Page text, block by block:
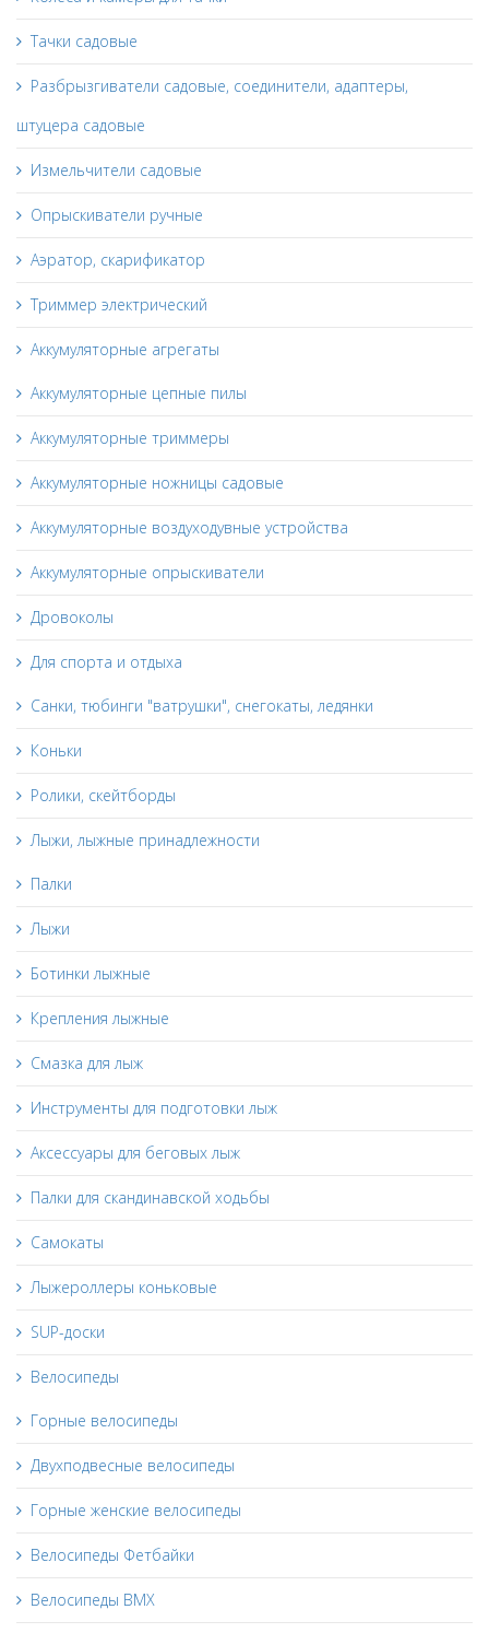
Тачки садовые
Разбрызгиватели садовые, соединители, адаптеры,
штуцера садовые
Измельчители садовые
Опрыскиватели ручные
Аэратор, скарификатор
Триммер электрический
Аккумуляторные агрегаты
Аккумуляторные цепные пилы
Аккумуляторные триммеры
Аккумуляторные ножницы садовые
Аккумуляторные воздуходувные устройства
Аккумуляторные опрыскиватели
Дровоколы
Для спорта и отдыха
Санки, тюбинги "ватрушки", снегокаты, ледянки
Коньки
Ролики, скейтборды
Лыжи, лыжные принадлежности
Палки
Лыжи
Ботинки лыжные
Крепления лыжные
Смазка для лыж
Инструменты для подготовки лыж
Аксессуары для беговых лыж
Палки для скандинавской ходьбы
Самокаты
Лыжероллеры коньковые
SUP-доски
Велосипеды
Горные велосипеды
Двухподвесные велосипеды
Горные женские велосипеды
Велосипеды Фетбайки
Велосипеды BMX